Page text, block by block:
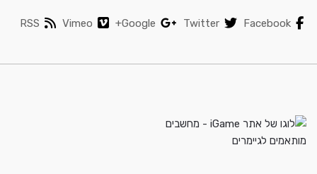
Facebook
Twitter
Google+
Vimeo
RSS